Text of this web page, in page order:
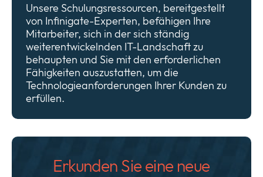
Unsere Schulungsressourcen, bereitgestellt
von Infinigate-Experten, befähigen Ihre
Mitarbeiter, sich in der sich ständig
weiterentwickelnden IT-Landschaft zu
behaupten und Sie mit den erforderlichen
Fähigkeiten auszustatten, um die
Technologieanforderungen Ihrer Kunden zu
erfüllen.
Erkunden Sie eine neue